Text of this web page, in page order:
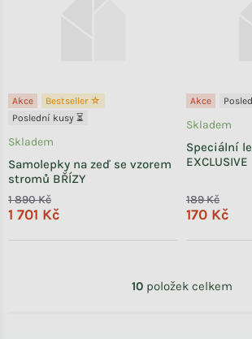
Akce
Bestseller ☆
Poslední kusy ⏳
Samolepky na zeď se vzorem
stromů BŘÍZY
Skladem
1 890 Kč
1 701 Kč
Akce
Speciální
EXCLUSIVE
Skladem
189 Kč
170 Kč
10 položek celkem